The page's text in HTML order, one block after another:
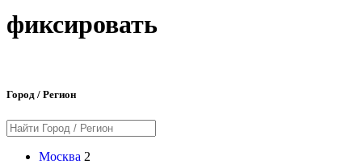
фиксировать
Город / Регион
Москва 2